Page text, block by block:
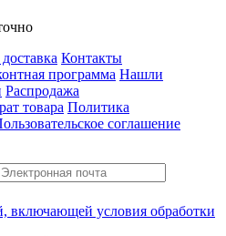
Контакты
программа Нашли
Распродажа
товара Политика
соглашение
включающей условия обработки